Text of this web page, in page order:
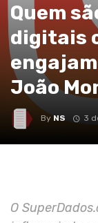
Quem
digitais
João
ByNS 3
O